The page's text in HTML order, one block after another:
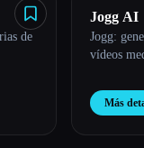
de
Jogg AI
Jogg:
vídeos
Más